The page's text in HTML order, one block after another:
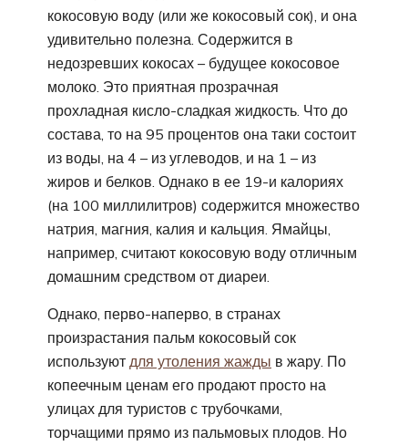
кокосовую воду (или же кокосовый сок), и она
удивительно полезна. Содержится в
недозревших кокосах – будущее кокосовое
молоко. Это приятная прозрачная
прохладная кисло-сладкая жидкость. Что до
состава, то на 95 процентов она таки состоит
из воды, на 4 – из углеводов, и на 1 – из
жиров и белков. Однако в ее 19-и калориях
(на 100 миллилитров) содержится множество
натрия, магния, калия и кальция. Ямайцы,
например, считают кокосовую воду отличным
домашним средством от диареи.
Однако, перво-наперво, в странах
произрастания пальм кокосовый сок
используют для утоления жажды в жару. По
копеечным ценам его продают просто на
улицах для туристов с трубочками,
торчащими прямо из пальмовых плодов. Но